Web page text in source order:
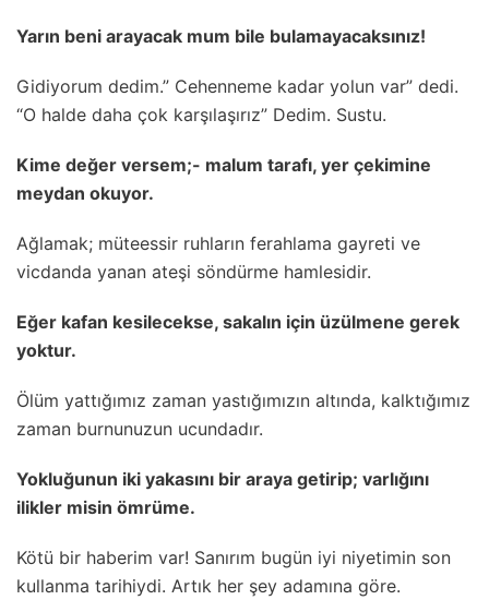
Yarın beni arayacak mum bile bulamayacaksınız!
Gidiyorum dedim.” Cehenneme kadar yolun var” dedi.
“O halde daha çok karşılaşırız” Dedim. Sustu.
Kime değer versem;- malum tarafı, yer çekimine
meydan okuyor.
Ağlamak; müteessir ruhların ferahlama gayreti ve
vicdanda yanan ateşi söndürme hamlesidir.
Eğer kafan kesilecekse, sakalın için üzülmene gerek
yoktur.
Ölüm yattığımız zaman yastığımızın altında, kalktığımız
zaman burnunuzun ucundadır.
Yokluğunun iki yakasını bir araya getirip; varlığını
ilikler misin ömrüme.
Kötü bir haberim var! Sanırım bugün iyi niyetimin son
kullanma tarihiydi. Artık her şey adamına göre.